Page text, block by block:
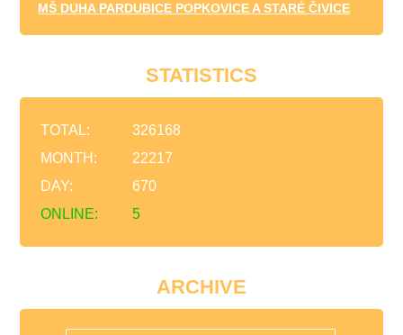
MŠ DUHA PARDUBICE POPKOVICE A STARÉ ČIVICE
STATISTICS
ONLINE: 5
TOTAL:
326168
MONTH:
22217
DAY:
670
ARCHIVE